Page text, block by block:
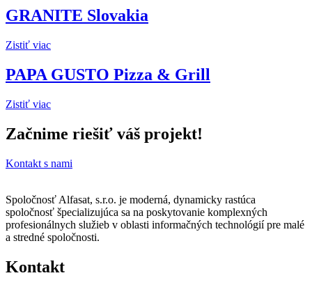
GRANITE Slovakia
Zistiť viac
PAPA GUSTO Pizza & Grill
Zistiť viac
Začnime riešiť váš projekt!
Kontakt s nami
Spoločnosť Alfasat, s.r.o. je moderná, dynamicky rastúca
spoločnosť špecializujúca sa na poskytovanie komplexných
profesionálnych služieb v oblasti informačných technológií pre malé
a stredné spoločnosti.
Kontakt